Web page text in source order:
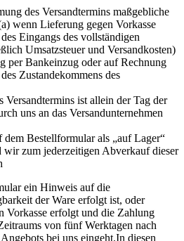
des Versandtermins maßgebliche
wenn Lieferung gegen Vorkasse
Eingangs des vollständigen
Umsatzsteuer und Versandkosten)
per Bankeinzug oder auf Rechnung
Zustandekommens des
Versandtermins ist allein der Tag der
uns an das Versandunternehmen
Bestellformular als „auf Lager“
wir zum jederzeitigen Abverkauf dieser
ein Hinweis auf die
der Ware erfolgt ist, oder
Vorkasse erfolgt und die Zahlung
von fünf Werktagen nach
bei uns eingeht.In diesen